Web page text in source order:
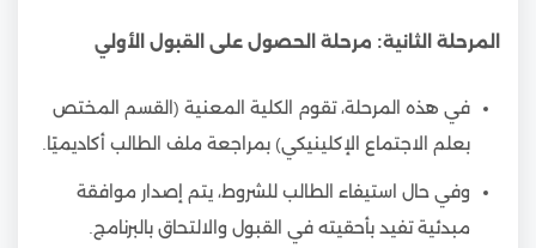
المرحلة الثانية: مرحلة الحصول على القبول الأولي
في هذه المرحلة، تقوم الكلية المعنية (القسم المختص
بعلم الاجتماع الإكلينيكي) بمراجعة ملف الطالب أكاديميًا.
وفي حال استيفاء الطالب للشروط، يتم إصدار موافقة
مبدئية تفيد بأحقيته في القبول والالتحاق بالبرنامج.